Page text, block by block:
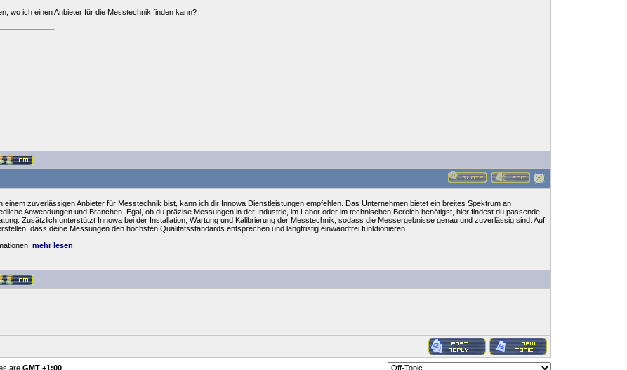
wo ich einen Anbieter für die Messtechnik finden kann?
einem zuverlässigen Anbieter für Messtechnik bist, kann ich dir Innowa Dienstleistungen empfehlen. Das Unternehmen bietet ein breites Spektrum an
Anwendungen und Branchen. Egal, ob du präzise Messungen in der Industrie, im Labor oder im technischen Bereich benötigst, hier findest du passende
Zusätzlich unterstützt Innowa bei der Installation, Wartung und Kalibrierung der Messtechnik, sodass die Messergebnisse genau und zuverlässig sind. Auf
dass deine Messungen den höchsten Qualitätsstandards entsprechen und langfristig einwandfrei funktionieren.
mehr lesen
are GMT +1:00